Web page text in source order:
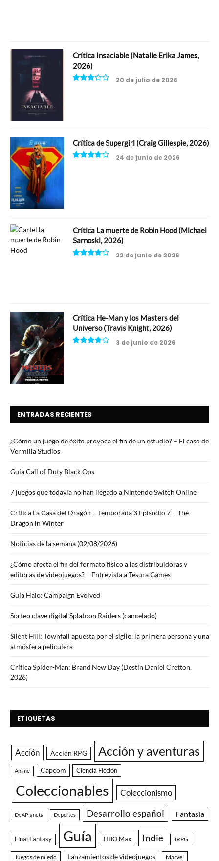
Crítica Insaciable (Natalie Erika James,
2026)
20 de julio de 2026
Crítica de Supergirl (Craig Gillespie, 2026)
24 de junio de 2026
Crítica La muerte de Robin Hood (Michael
Sarnoski, 2026)
22 de junio de 2026
Crítica He-Man y los Masters del
Universo (Travis Knight, 2026)
3 de junio de 2026
ENTRADAS RECIENTES
¿Cómo un juego de éxito provoca el fin de un estudio? – El caso de
Vermilla Studios
Guía Call of Duty Black Ops
7 juegos que todavía no han llegado a Nintendo Switch Online
Crítica La Casa del Dragón – Temporada 3 Episodio 7 – The
Dragon in Winter
Noticias de la semana (02/08/2026)
¿Cómo afecta el fin del formato físico a las distribuidoras y
editoras de videojuegos? – Entrevista a Tesura Games
Guía Halo: Campaign Evolved
Sorteo clave digital Splatoon Raiders (cancelado)
Silent Hill: Townfall apuesta por el sigilo, la primera persona y una
atmósfera peliculera
Crítica Spider-Man: Brand New Day (Destin Daniel Cretton,
2026)
ETIQUETAS
Acción Acción RPG Acción y aventuras
Anime Capcom Ciencia Ficción
Coleccionables Coleccionismo
DeAPlaneta Deportes Desarrollo español Fantasía
Final Fantasy Guía HBO Max Indie JRPG
Juegos de miedo Lanzamientos de videojuegos Marvel